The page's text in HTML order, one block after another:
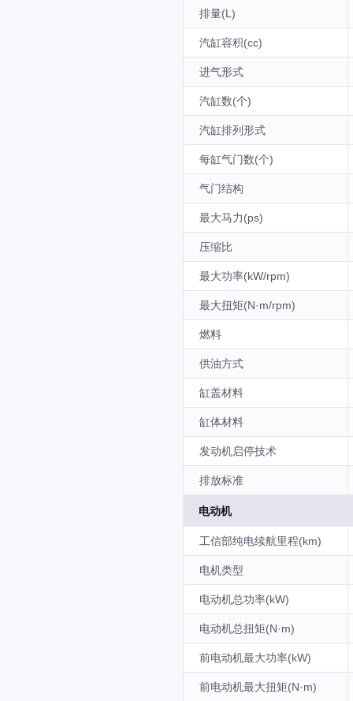
排量(L)
汽缸容积(cc)
进气形式
汽缸数(个)
汽缸排列形式
每缸气门数(个)
气门结构
最大马力(ps)
压缩比
最大功率(kW/rpm)
最大扭矩(N·m/rpm)
燃料
供油方式
缸盖材料
缸体材料
发动机启停技术
排放标准
电动机
工信部纯电续航里程(km)
电机类型
电动机总功率(kW)
电动机总扭矩(N·m)
前电动机最大功率(kW)
前电动机最大扭矩(N·m)